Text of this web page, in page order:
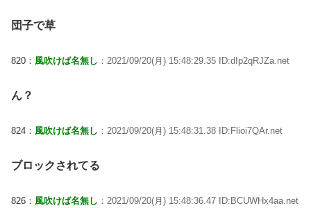
団子で草
820： 風吹けば名無し ：2021/09/20(月) 15:48:29.35 ID:dIp2qRJZa.net
ん？
824： 風吹けば名無し ：2021/09/20(月) 15:48:31.38 ID:Flioi7QAr.net
ブロックされてる
826： 風吹けば名無し ：2021/09/20(月) 15:48:36.47 ID:BCUWHx4aa.net